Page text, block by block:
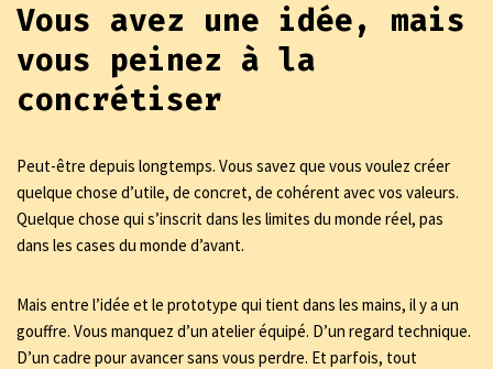
Vous avez une idée, mais
vous peinez à la
concrétiser
Peut-être depuis longtemps. Vous savez que vous voulez créer
quelque chose d’utile, de concret, de cohérent avec vos valeurs.
Quelque chose qui s’inscrit dans les limites du monde réel, pas
dans les cases du monde d’avant.
Mais entre l’idée et le prototype qui tient dans les mains, il y a un
gouffre. Vous manquez d’un atelier équipé. D’un regard technique.
D’un cadre pour avancer sans vous perdre. Et parfois, tout